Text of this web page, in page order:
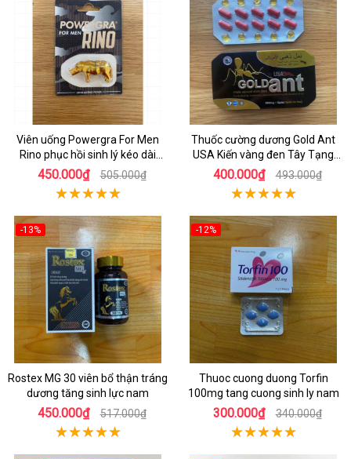
Viên uống Powergra For Men
Rino phục hồi sinh lý kéo dài
quan hệ
450.000₫ 505.000₫
Thuốc cường dương Gold Ant
USA Kiến vàng đen Tây Tạng
mạnh mẽ
400.000₫ 493.000₫
-13%
Rostex MG 30 viên bổ thận tráng
dương tăng sinh lực nam
450.000₫ 517.000₫
-12%
Thuoc cuong duong Torfin
100mg tang cuong sinh ly nam
300.000₫ 340.000₫